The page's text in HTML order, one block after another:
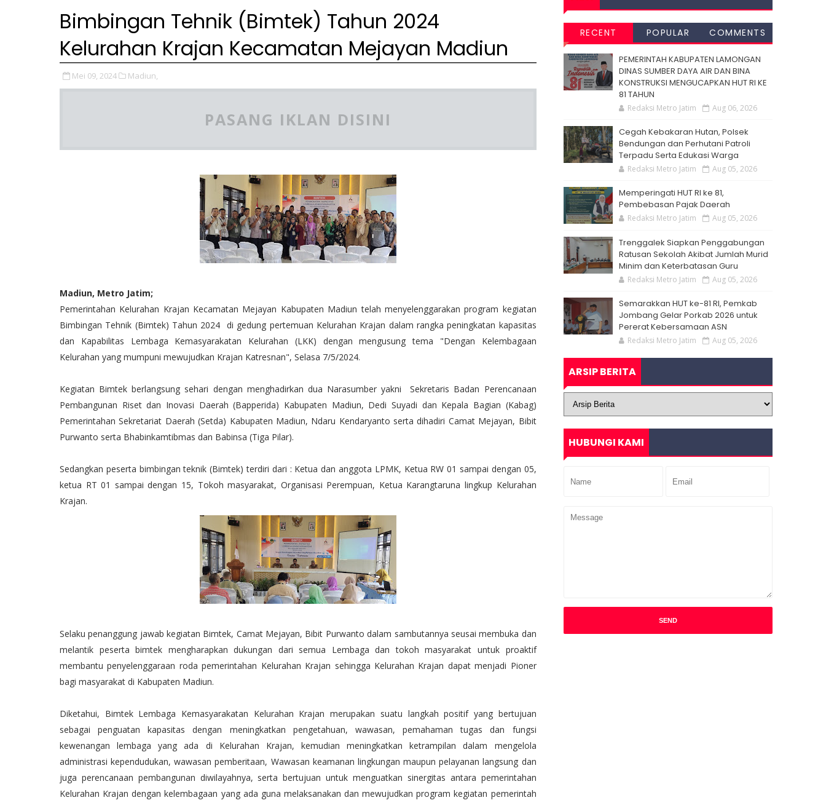
Bimbingan Tehnik (Bimtek) Tahun 2024
Kelurahan Krajan Kecamatan Mejayan Madiun
Mei 09, 2024 Madiun,
PASANG IKLAN DISINI
Madiun, Metro Jatim;
Pemerintahan Kelurahan Krajan Kecamatan Mejayan Kabupaten Madiun telah menyelenggarakan program kegiatan
Bimbingan Tehnik (Bimtek) Tahun 2024 di gedung pertemuan Kelurahan Krajan dalam rangka peningkatan kapasitas
dan Kapabilitas Lembaga Kemasyarakatan Kelurahan (LKK) dengan mengusung tema "Dengan Kelembagaan
Kelurahan yang mumpuni mewujudkan Krajan Katresnan", Selasa 7/5/2024.
Kegiatan Bimtek berlangsung sehari dengan menghadirkan dua Narasumber yakni Sekretaris Badan Perencanaan
Pembangunan Riset dan Inovasi Daerah (Bapperida) Kabupaten Madiun, Dedi Suyadi dan Kepala Bagian (Kabag)
Pemerintahan Sekretariat Daerah (Setda) Kabupaten Madiun, Ndaru Kendaryanto serta dihadiri Camat Mejayan, Bibit
Purwanto serta Bhabinkamtibmas dan Babinsa (Tiga Pilar).
Sedangkan peserta bimbingan teknik (Bimtek) terdiri dari : Ketua dan anggota LPMK, Ketua RW 01 sampai dengan 05,
ketua RT 01 sampai dengan 15, Tokoh masyarakat, Organisasi Perempuan, Ketua Karangtaruna lingkup Kelurahan
Krajan.
Selaku penanggung jawab kegiatan Bimtek, Camat Mejayan, Bibit Purwanto dalam sambutannya seusai membuka dan
melantik peserta bimtek mengharapkan dukungan dari semua Lembaga dan tokoh masyarakat untuk proaktif
membantu penyelenggaraan roda pemerintahan Kelurahan Krajan sehingga Kelurahan Krajan dapat menjadi Pioner
bagi masyarakat di Kabupaten Madiun.
Diketahui, Bimtek Lembaga Kemasyarakatan Kelurahan Krajan merupakan suatu langkah positif yang bertujuan
sebagai penguatan kapasitas dengan meningkatkan pengetahuan, wawasan, pemahaman tugas dan fungsi
kewenangan lembaga yang ada di Kelurahan Krajan, kemudian meningkatkan ketrampilan dalam mengelola
administrasi kependudukan, wawasan pemberitaan, Wawasan keamanan lingkungan maupun pelayanan langsung dan
juga perencanaan pembangunan diwilayahnya, serta bertujuan untuk menguatkan sinergitas antara pemerintahan
Kelurahan Krajan dengan kelembagaan yang ada guna melaksanakan dan mewujudkan program kegiatan pemerintah
RECENT POPULAR COMMENTS
PEMERINTAH KABUPATEN LAMONGAN
DINAS SUMBER DAYA AIR DAN BINA
KONSTRUKSI MENGUCAPKAN HUT RI KE
81 TAHUN
Redaksi Metro Jatim Aug 06, 2026
Cegah Kebakaran Hutan, Polsek
Bendungan dan Perhutani Patroli
Terpadu Serta Edukasi Warga
Redaksi Metro Jatim Aug 05, 2026
Memperingati HUT RI ke 81,
Pembebasan Pajak Daerah
Redaksi Metro Jatim Aug 05, 2026
Trenggalek Siapkan Penggabungan
Ratusan Sekolah Akibat Jumlah Murid
Minim dan Keterbatasan Guru
Redaksi Metro Jatim Aug 05, 2026
Semarakkan HUT ke-81 RI, Pemkab
Jombang Gelar Porkab 2026 untuk
Pererat Kebersamaan ASN
Redaksi Metro Jatim Aug 05, 2026
ARSIP BERITA
HUBUNGI KAMI